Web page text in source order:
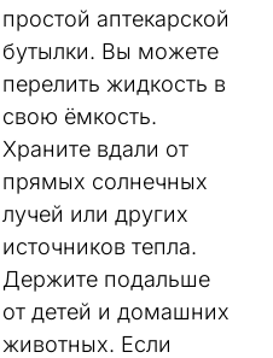
простой аптекарской
бутылки. Вы можете
перелить жидкость в
свою ёмкость.
Храните вдали от
прямых солнечных
лучей или других
источников тепла.
Держите подальше
от детей и домашних
животных. Если